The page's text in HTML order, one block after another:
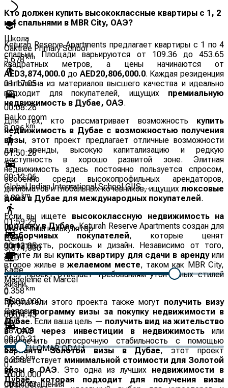
Кто должен купить высококлассные квартиры с 1, 2
и 4 спальнями в MBR City, ОАЭ?
Keturah Reserve Apartments предлагает квартиры с 1 по 4
спальни. Площади варьируются от 109.36 до 453.65
квадратных метров, а цены начинаются от
AED3,874,000.0 до AED20,806,000.0. Каждая резиденция
выполнена из материалов высшего качества и идеально
подходит для покупателей, ищущих премиальную
недвижимость в Дубае, ОАЭ.
Для тех, кто рассматривает возможность купить
недвижимость в Дубае с возможностью получения
визы, этот проект предлагает отличные возможности
для аренды, высокую капитализацию и редкую
доступность в хорошо развитой зоне. Элитная
недвижимость здесь постоянно пользуется спросом,
особенно среди высокопрофильных арендаторов,
дипломатов и глобальных кочевников, ищущих люксовые
дома в Дубае для международных покупателей.
Если вы ищете высококлассную недвижимость на
продажу в Дубае, Keturah Reserve Apartments создан для
разборчивых покупателей, которые ценят
приватность, роскошь и дизайн. Независимо от того,
хотите ли вы купить квартиру для сдачи в арендуили
второе жилье вжелаемом месте, таком как MBR City,
этот проект отвечает требованиям утонченных стилей
жизни.
Покупатели этого проекта также могут получить визу
черезпрограмму визы за покупку недвижимости в
Дубае. Если ваша цель — получить вид на жительство
в ОАЭ через инвестиции в недвижимостьили
обеспечить долгосрочную стабильность с помощью
варианта Золотой визы в Дубае, этот проект
соответствует минимальной стоимости для Золотой
визы в ОАЭ. Это одна из лучших недвижимости в
Дубае, которая подходит для получения визы
Школа
Oaktree Primary School
5.678km
01:17:05
00:08:26
Dai ko room
8.096 km
01:50:28
00:12:06
Global Indian International School GIIS ...
8.82km
01:59:29
00:13:05
Кафе
Madeleine et Marcel
0.358km
00:04:43
00:00:31
KNAFEH OMAR ODALI
0.358km
00:04:43
Ипотечный калькулятор
Цена
3,874,000
AED
0
5,000,000
Депозит
AED
387,400
0
5,000,000
Срок погашения